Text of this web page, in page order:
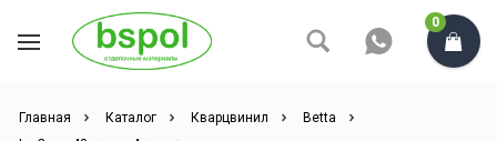
0
Главная Каталог Кварцвинил
Betta